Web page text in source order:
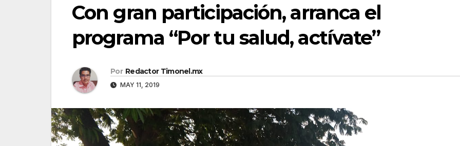
Con gran participación, arranca el
programa “Por tu salud, actívate”
Por Redactor Timonel.mx
MAY 11, 2019